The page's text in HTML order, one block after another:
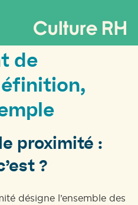
de
proximité :
?
désigne l’ensemble des